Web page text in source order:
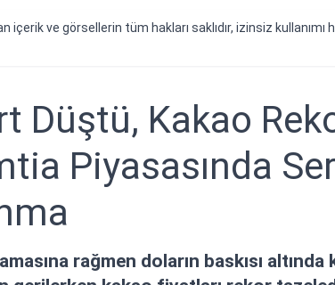
içerik ve görsellerin tüm hakları saklıdır, izinsiz kullanımı
Düştü, Kakao
Piyasasında
rağmen doların baskısı altında